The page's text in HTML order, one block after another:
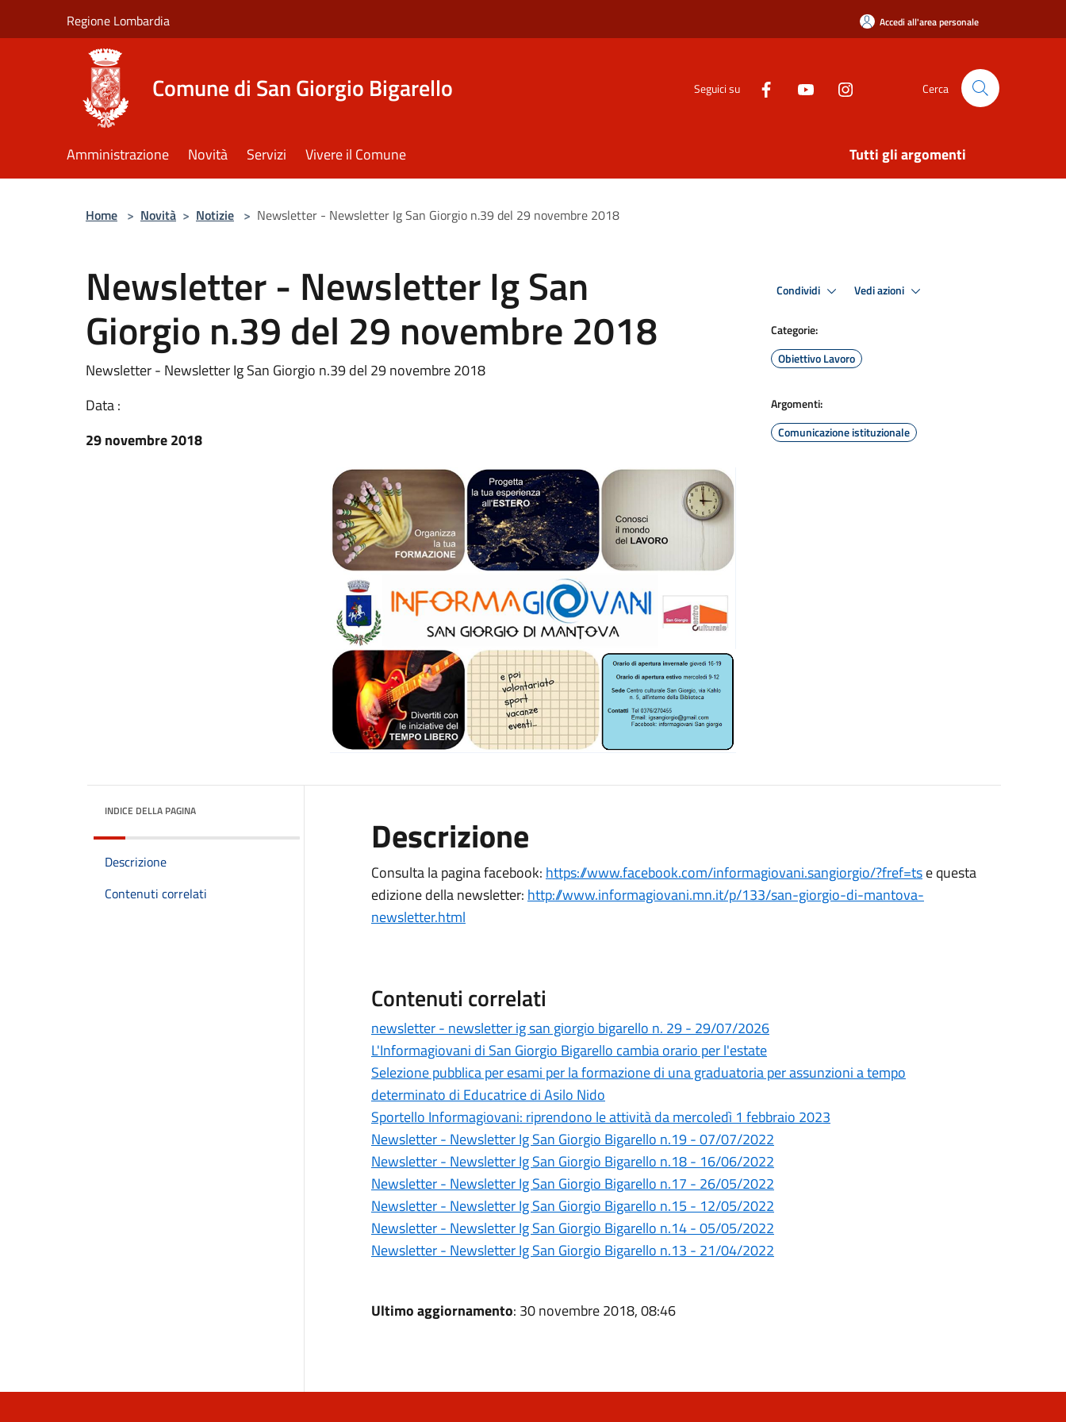
Regione Lombardia Accedi all'area personale
Comune di San Giorgio Bigarello Seguici su Cerca
Amministrazione Novità Servizi Vivere il Comune Tutti gli argomenti
Home > Novità > Notizie > Newsletter - Newsletter Ig San Giorgio n.39 del 29 novembre 2018
Newsletter - Newsletter Ig San
Giorgio n.39 del 29 novembre 2018
Newsletter - Newsletter Ig San Giorgio n.39 del 29 novembre 2018
Data :
29 novembre 2018
Condividi Vedi azioni
Categorie:
Obiettivo Lavoro
Argomenti:
Comunicazione istituzionale
INDICE DELLA PAGINA
Descrizione
Contenuti correlati
Descrizione
Consulta la pagina facebook: https://www.facebook.com/informagiovani.sangiorgio/?fref=tse questa
edizione della newsletter: http://www.informagiovani.mn.it/p/133/san-giorgio-di-mantova-
newsletter.html
Contenuti correlati
newsletter - newsletter ig san giorgio bigarello n. 29 - 29/07/2026
L'Informagiovani di San Giorgio Bigarello cambia orario per l'estate
Selezione pubblica per esami per la formazione di una graduatoria per assunzioni a tempo
determinato di Educatrice di Asilo Nido
Sportello Informagiovani: riprendono le attività da mercoledì 1 febbraio 2023
Newsletter - Newsletter Ig San Giorgio Bigarello n.19 - 07/07/2022
Newsletter - Newsletter Ig San Giorgio Bigarello n.18 - 16/06/2022
Newsletter - Newsletter Ig San Giorgio Bigarello n.17 - 26/05/2022
Newsletter - Newsletter Ig San Giorgio Bigarello n.15 - 12/05/2022
Newsletter - Newsletter Ig San Giorgio Bigarello n.14 - 05/05/2022
Newsletter - Newsletter Ig San Giorgio Bigarello n.13 - 21/04/2022
Ultimo aggiornamento: 30 novembre 2018, 08:46